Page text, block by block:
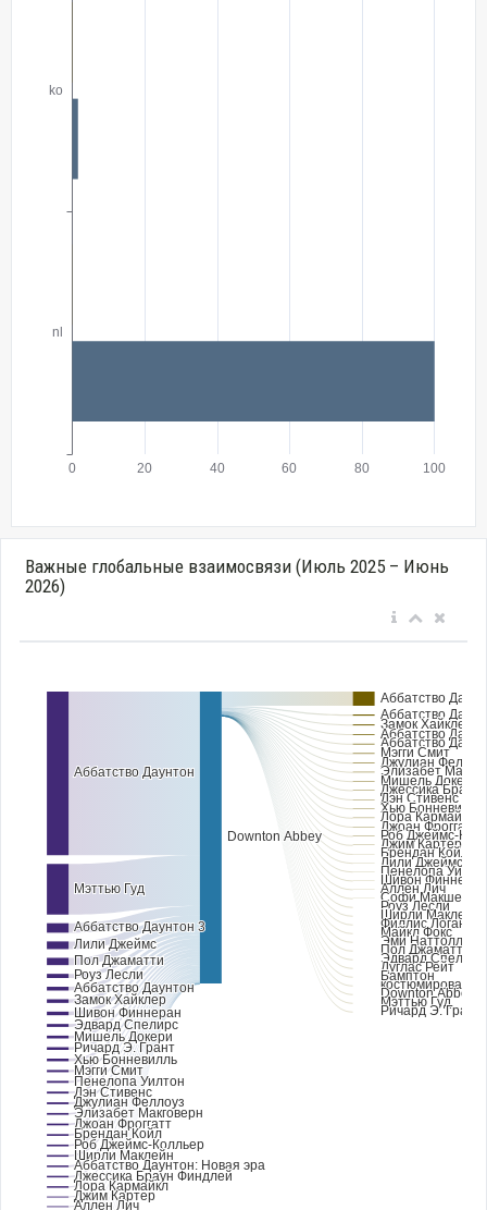
Важные глобальные взаимосвязи (Июль 2025 – Июнь
2026)